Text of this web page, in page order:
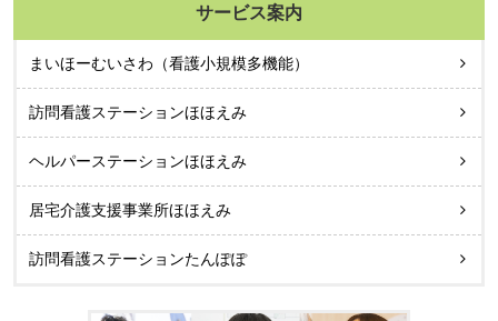
サービス案内
まいほーむいさわ（看護小規模多機能）
訪問看護ステーションほほえみ
ヘルパーステーションほほえみ
居宅介護支援事業所ほほえみ
訪問看護ステーションたんぽぽ